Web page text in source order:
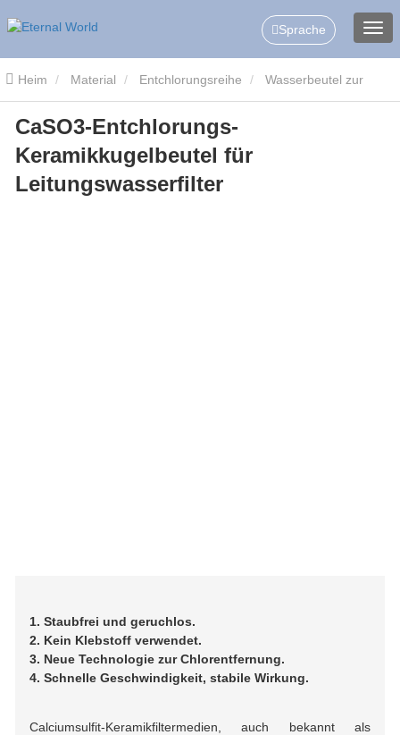
Sprache
Heim Material Entchlorungsreihe Wasserbeutel zur
Chlorentfernung CaSO3-Entchlorungs-Keramikkugelbeutel für
Leitungswasserfilter
CaSO3-Entchlorungs-
Keramikkugelbeutel für
Leitungswasserfilter
1. Staubfrei und geruchlos.
2. Kein Klebstoff verwendet.
3. Neue Technologie zur Chlorentfernung.
4. Schnelle Geschwindigkeit, stabile Wirkung.
Calciumsulfit-Keramikfiltermedien, auch bekannt als